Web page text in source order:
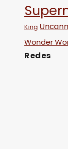
King
Wonder
Redes